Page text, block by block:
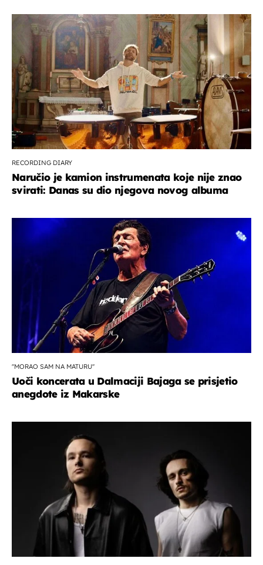
RECORDING DIARY
Naručio je kamion instrumenata koje nije znao
svirati: Danas su dio njegova novog albuma
''MORAO SAM NA MATURU''
Uoči koncerata u Dalmaciji Bajaga se prisjetio
anegdote iz Makarske